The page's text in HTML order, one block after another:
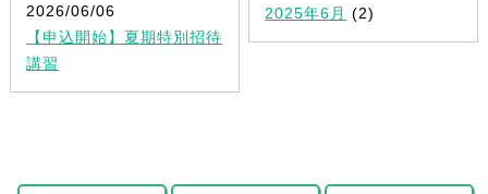
2026/06/06
【申込開始】夏期特別招待
講習
2025年6月 (2)